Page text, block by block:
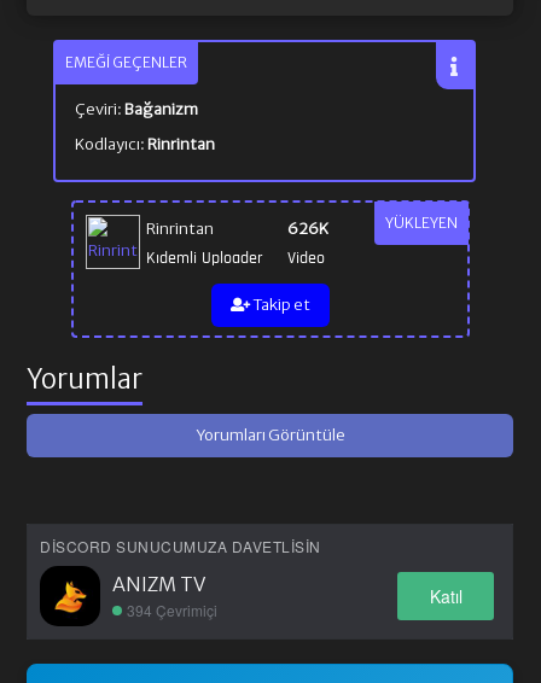
YÜKLEYEN
Rinrintan
Kıdemli Uploader
626K
Video
Takip et
EMEĞI GEÇENLER
Çeviri:Bağanizm
Kodlayıcı:Rinrintan
Yorumlar
Yorumları Görüntüle
DISCORD SUNUCUMUZA DAVETLISIN
ANIZM TV
394 Çevrimiçi
Katıl